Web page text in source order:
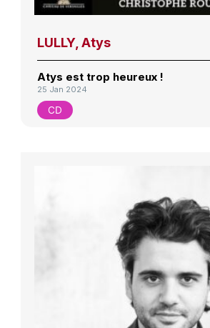
LULLY, Atys
Atys est trop heureux !
25 Jan 2024
CD